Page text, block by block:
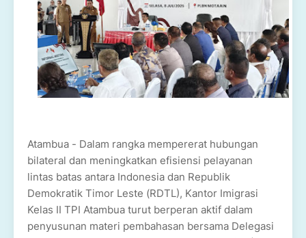
Atambua - Dalam rangka mempererat hubungan
bilateral dan meningkatkan efisiensi pelayanan
lintas batas antara Indonesia dan Republik
Demokratik Timor Leste (RDTL), Kantor Imigrasi
Kelas II TPI Atambua turut berperan aktif dalam
penyusunan materi pembahasan bersama Delegasi